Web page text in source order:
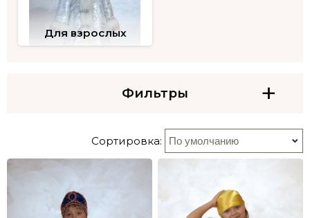
Для взрослых
Фильтры +
Сортировка: